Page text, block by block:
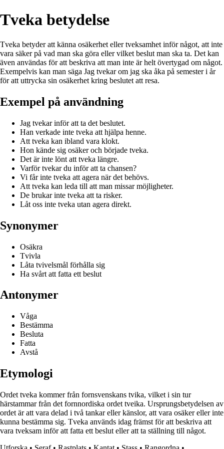
Tveka betydelse
Tveka betyder att känna osäkerhet eller tveksamhet inför något, att inte
vara säker på vad man ska göra eller vilket beslut man ska ta. Det kan
även användas för att beskriva att man inte är helt övertygad om något.
Exempelvis kan man säga Jag tvekar om jag ska åka på semester i år
för att uttrycka sin osäkerhet kring beslutet att resa.
Exempel på användning
Jag tvekar inför att ta det beslutet.
Han verkade inte tveka att hjälpa henne.
Att tveka kan ibland vara klokt.
Hon kände sig osäker och började tveka.
Det är inte lönt att tveka längre.
Varför tvekar du inför att ta chansen?
Vi får inte tveka att agera när det behövs.
Att tveka kan leda till att man missar möjligheter.
De brukar inte tveka att ta risker.
Låt oss inte tveka utan agera direkt.
Synonymer
Osäkra
Tvivla
Låta tvivelsmål förhålla sig
Ha svårt att fatta ett beslut
Antonymer
Våga
Bestämma
Besluta
Fatta
Avstå
Etymologi
Ordet tveka kommer från fornsvenskans tvika, vilket i sin tur
härstammar från det fornnordiska ordet tveika. Ursprungsbetydelsen av
ordet är att vara delad i två tankar eller känslor, att vara osäker eller inte
kunna bestämma sig. Tveka används idag främst för att beskriva att
vara tveksam inför att fatta ett beslut eller att ta ställning till något.